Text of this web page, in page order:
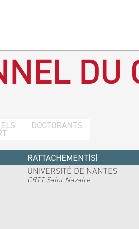
DU
DOCTORANTS
RATTACHEMENT(S)
UNIVERSITÉ DE NANTES
CRTT Saint Nazaire